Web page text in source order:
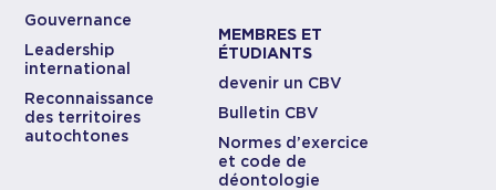
Gouvernance
Leadership
international
Reconnaissance
des territoires
autochtones
MEMBRES ET
ÉTUDIANTS
devenir un CBV
Bulletin CBV
Normes d’exercice
et code de
déontologie